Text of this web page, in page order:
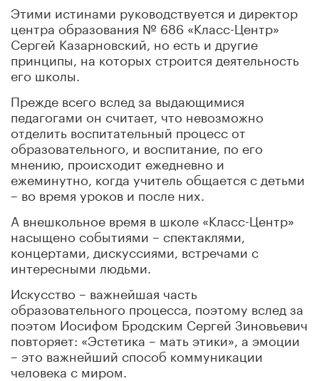
Этими истинами руководствуется и директор
центра образования № 686 «Класс-Центр»
Сергей Казарновский, но есть и другие
принципы, на которых строится деятельность
его школы.
Прежде всего вслед за выдающимися
педагогами он считает, что невозможно
отделить воспитательный процесс от
образовательного, и воспитание, по его
мнению, происходит ежедневно и
ежеминутно, когда учитель общается с детьми
– во время уроков и после них.
А внешкольное время в школе «Класс-Центр»
насыщено событиями – спектаклями,
концертами, дискуссиями, встречами с
интересными людьми.
Искусство – важнейшая часть
образовательного процесса, поэтому вслед за
поэтом Иосифом Бродским Сергей Зиновьевич
повторяет: «Эстетика – мать этики», а эмоции
– это важнейший способ коммуникации
человека с миром.